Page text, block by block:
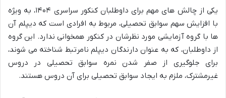
یکی از چالش های مهم برای داوطلبان کنکور سراسری ۱۴۰۴، به ویژه
با افزایش سهم سوابق تحصیلی، مربوط به افرادی است که دیپلم آن
ها با گروه آزمایشی مورد نظرشان در کنکور همخوانی ندارد. این گروه
از داوطلبان، که به عنوان دارندگان دیپلم نامرتبط شناخته می شوند،
برای جلوگیری از صفر شدن نمره سوابق تحصیلی در دروس
غیرمشترک، ملزم به ایجاد سوابق تحصیلی برای آن دروس هستند.